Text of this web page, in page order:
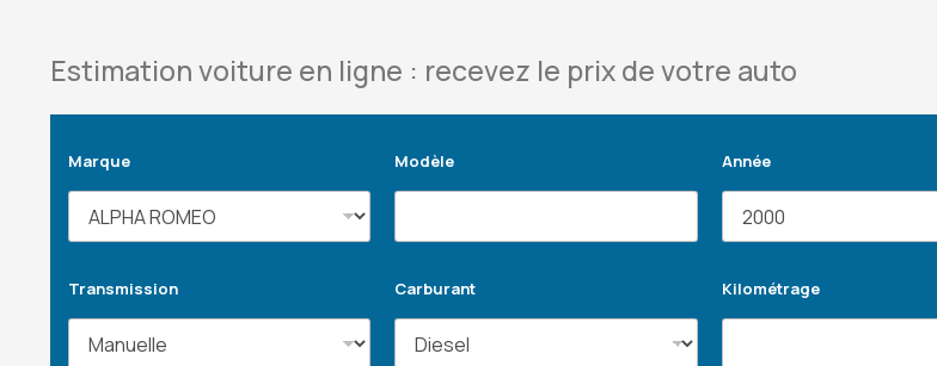
Estimation voiture en ligne : recevez le prix de votre auto
Marque Modèle Année
Transmission Carburant Kilométrage